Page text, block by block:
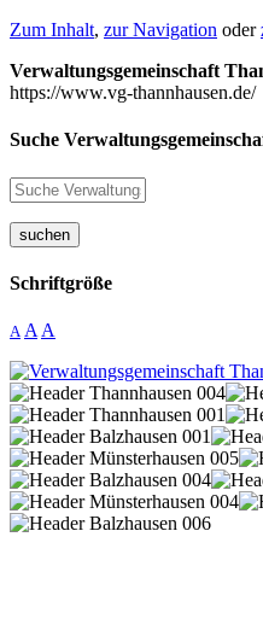
Zum Inhalt, zur Navigation oder
Verwaltungsgemeinschaft
https://www.vg-thannhausen.de/
Suche
suchen
Schriftgröße
A A A